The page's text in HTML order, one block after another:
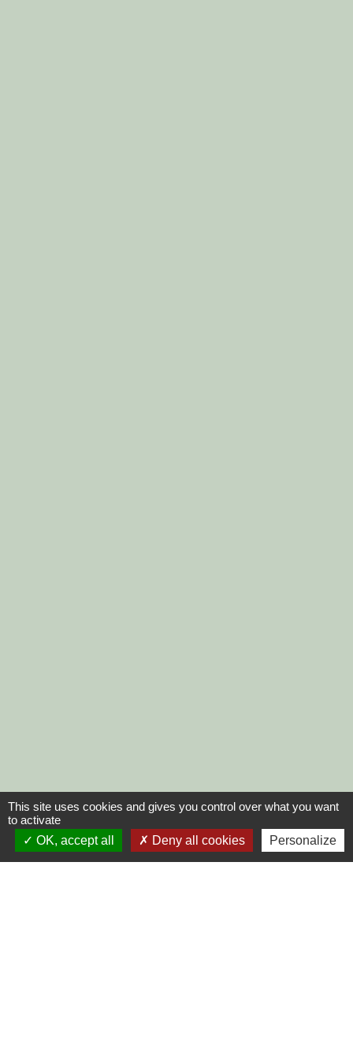
This site uses cookies and gives you control over what you want
to activate
OK, accept all
Deny all cookies Personalize